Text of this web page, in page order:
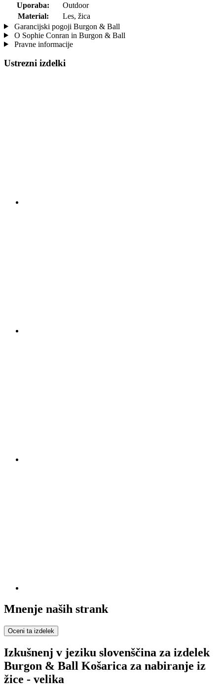
Uporaba:
Outdoor
Material:
Les, žica
Garancijski pogoji Burgon & Ball
O Sophie Conran in Burgon & Ball
Pravne informacije
Ustrezni izdelki
Mnenje naših strank
Oceni ta izdelek
Izkušnenj v jeziku slovenščina za izdelek
Burgon & Ball Košarica za nabiranje iz
žice - velika